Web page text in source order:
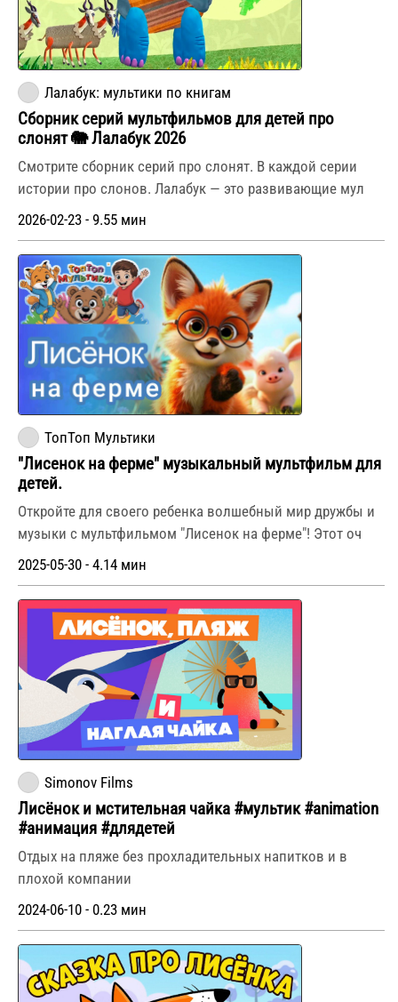
Лалабук: мультики по книгам
Сборник серий мультфильмов для детей про
слонят 🐘 Лалабук 2026
Смотрите сборник серий про слонят. В каждой серии
истории про слонов. Лалабук — это развивающие мул
2026-02-23 - 9.55 мин
ТопТоп Мультики
"Лисенок на ферме" музыкальный мультфильм для
детей.
Откройте для своего ребенка волшебный мир дружбы и
музыки с мультфильмом "Лисенок на ферме"! Этот оч
2025-05-30 - 4.14 мин
Simonov Films
Лисёнок и мстительная чайка #мультик #animation
#анимация #длядетей
Отдых на пляже без прохладительных напитков и в
плохой компании
2024-06-10 - 0.23 мин